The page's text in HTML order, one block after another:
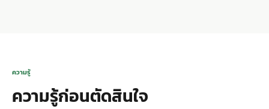
ความรู้
ความรู้ก่อนตัดสินใจ